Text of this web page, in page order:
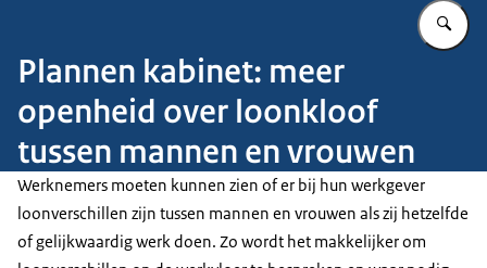
Plannen kabinet: meer
openheid over loonkloof
tussen mannen en vrouwen
Werknemers moeten kunnen zien of er bij hun werkgever
loonverschillen zijn tussen mannen en vrouwen als zij hetzelfde
of gelijkwaardig werk doen. Zo wordt het makkelijker om